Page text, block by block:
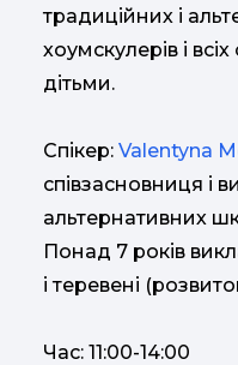
традиційних і
хоумскулерів і
дітьми.
Спікер: Valentyna
співзасновниця і
альтернативних
Понад 7 років
і теревені
Час: 11:00-14:00